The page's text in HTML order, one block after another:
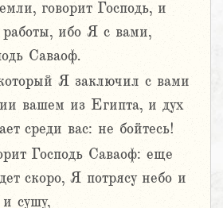
говорит Господь, и
работы, ибо Я с вами,
Саваоф.
Я заключил с вами
вашем из Египта, и дух
среди вас: не бойтесь!
Господь Саваоф: еще
скоро, Я потрясу небо и
сушу,